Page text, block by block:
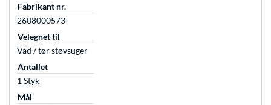
Fabrikant nr.
2608000573
Velegnet til
Våd / tør støvsuger
Antallet
1 Styk
Mål